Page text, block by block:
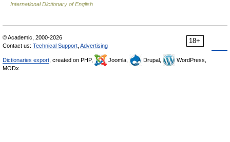
International Dictionary of English
18+
© Academic, 2000-2026
Contact us: Technical Support Advertising
Dictionaries export , created on PHP, Joomla, Drupal,
WordPress,
MODx.